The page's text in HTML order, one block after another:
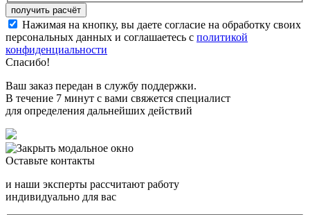
Нажимая на кнопку, вы даете согласие на обработку своих
персональных данных и соглашаетесь с политикой
конфиденциальности
Спасибо!
Ваш заказ передан в службу поддержки.
В течение 7 минут с вами свяжется специалист
для определения дальнейших действий
Оставьте контакты
и наши эксперты рассчитают работу
индивидуально для вас